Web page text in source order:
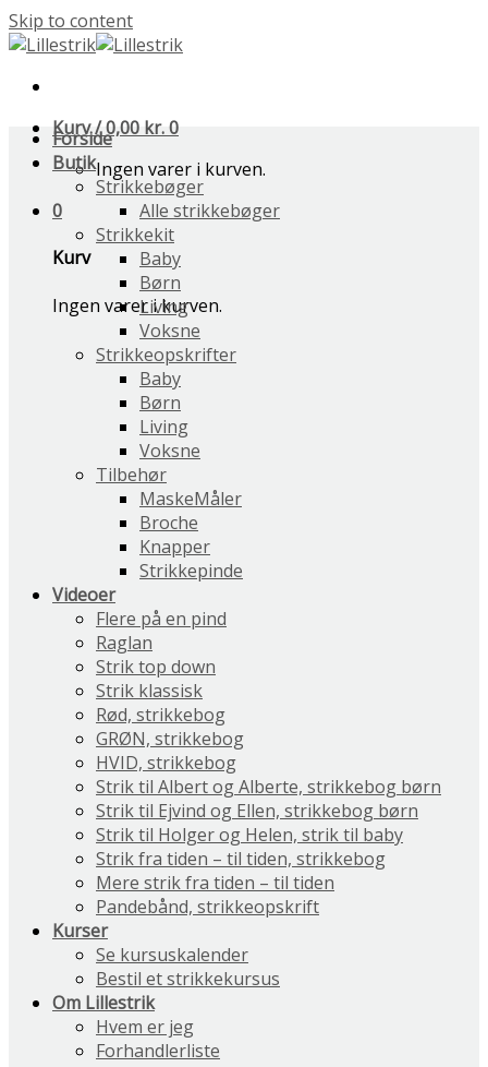
Skip to content
Kurv /0,00 kr.0
Ingen varer i kurven.
0
Kurv
Ingen varer i kurven.
Forside
Butik
Strikkebøger
Alle strikkebøger
Strikkekit
Baby
Børn
Living
Voksne
Strikkeopskrifter
Baby
Børn
Living
Voksne
Tilbehør
MaskeMåler
Broche
Knapper
Strikkepinde
Videoer
Flere på en pind
Raglan
Strik top down
Strik klassisk
Rød, strikkebog
GRØN, strikkebog
HVID, strikkebog
Strik til Albert og Alberte, strikkebog børn
Strik til Ejvind og Ellen, strikkebog børn
Strik til Holger og Helen, strik til baby
Strik fra tiden – til tiden, strikkebog
Mere strik fra tiden – til tiden
Pandebånd, strikkeopskrift
Kurser
Se kursuskalender
Bestil et strikkekursus
Om Lillestrik
Hvem er jeg
Forhandlerliste